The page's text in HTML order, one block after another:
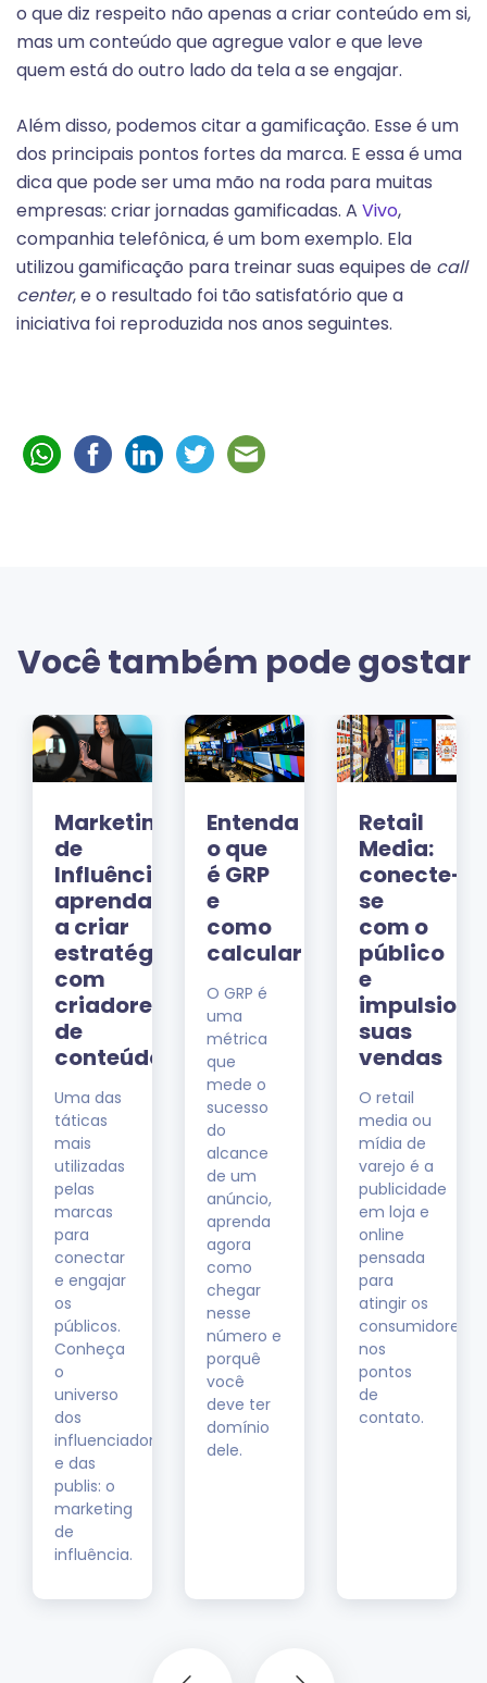
o que diz respeito não apenas a criar conteúdo em si,
mas um conteúdo que agregue valor e que leve
quem está do outro lado da tela a se engajar.
Além disso, podemos citar a gamificação. Esse é um
dos principais pontos fortes da marca. E essa é uma
dica que pode ser uma mão na roda para muitas
empresas: criar jornadas gamificadas. A Vivo,
companhia telefônica, é um bom exemplo. Ela
utilizou gamificação para treinar suas equipes de call
center, e o resultado foi tão satisfatório que a
iniciativa foi reproduzida nos anos seguintes.
Você também pode gostar
Marketing
de
Influência:
aprenda
a criar
estratégias
com
criadores
de
conteúdo
Uma das
táticas
mais
utilizadas
pelas
marcas
para
conectar
e engajar
os
públicos.
Conheça
o
universo
dos
influenciadores
e das
publis: o
marketing
de
influência.
Entenda
o que
é GRP
e
como
calcular
O GRP é
uma
métrica
que
mede o
sucesso
do
alcance
de um
anúncio,
aprenda
agora
como
chegar
nesse
número e
porquê
você
deve ter
domínio
dele.
Retail
Media:
conecte-
se
com o
público
e
impulsione
suas
vendas
O retail
media ou
mídia de
varejo é a
publicidade
em loja e
online
pensada
para
atingir os
consumidores
nos
pontos
de
contato.